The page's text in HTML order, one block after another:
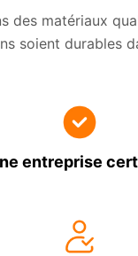
des matériaux
soient durables
entreprise